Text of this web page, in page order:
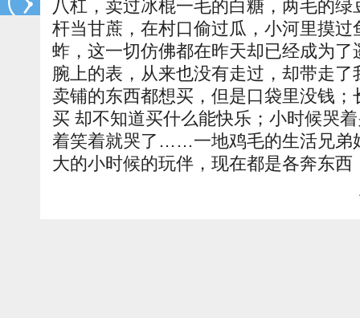
八杠，卖过冰棍一毛的白糖，两毛的
杆当甘蔗，在村口偷过瓜，小河里摸
蚱，这一切仿佛都在昨天却已经成为
腕上的表，从来也没有走过，却带走
卖铺的东西都想买，但是口袋里没钱
买 却不知道买什么能快乐；小时候哭
着笑着就哭了……一地鸡毛的生活兄弟
大的小时候的玩伴，现在都是各奔东西